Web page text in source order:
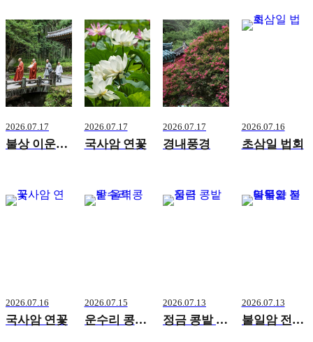
2026.07.17
불상 이운-덕봉암
2026.07.17
국사암 연꽃
2026.07.17
경내풍경
2026.07.16
초삼일 법회
2026.07.16
국사암 연꽃
2026.07.15
운수리 콩밭 울력
2026.07.13
정금 콩밭 울력
2026.07.13
불일암 전나무와 불일폭포